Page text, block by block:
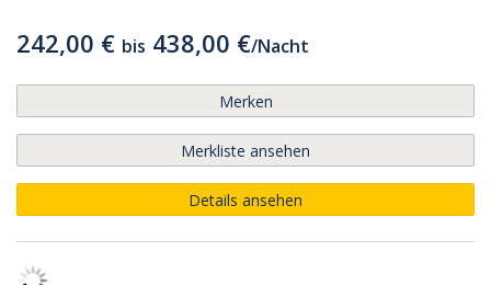
242,00 € bis 438,00 €/Nacht
Merken
Merkliste ansehen
Details ansehen